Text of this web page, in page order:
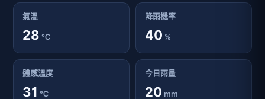
氣溫
28 ℃
降雨機率
40 %
體感溫度
31 ℃
今日雨量
20 mm